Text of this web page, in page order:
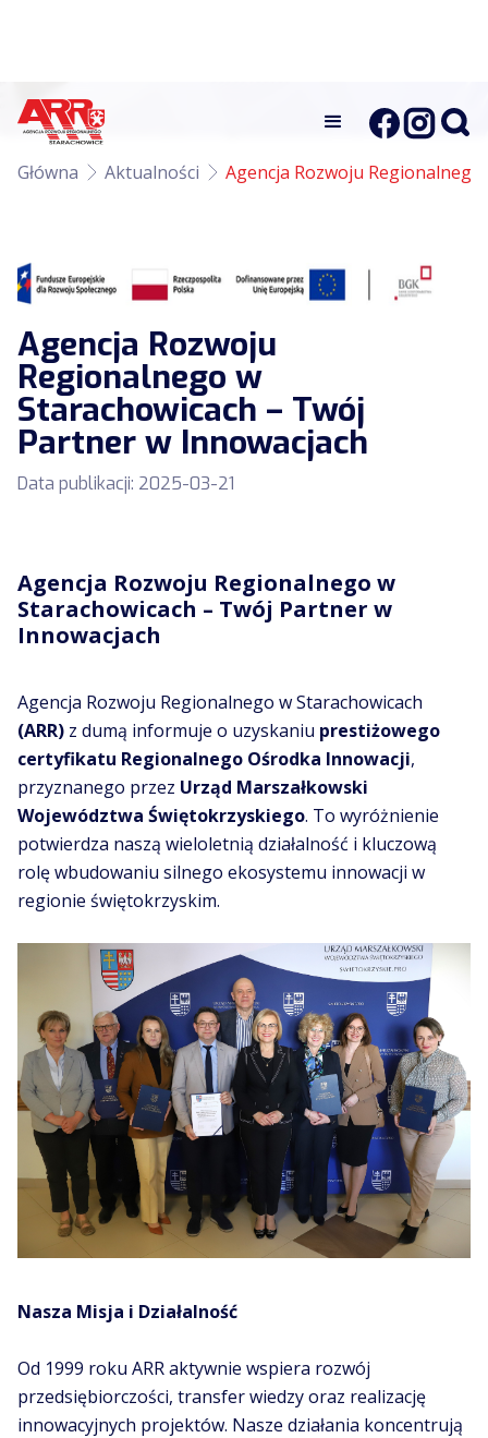
Główna Aktualności Agencja Rozwoju
Agencja Rozwoju
Regionalnego w
Starachowicach – Twój
Partner w Innowacjach
Data publikacji: 2025-03-21
Agencja Rozwoju Regionalnego w
Starachowicach – Twój Partner w
Innowacjach
Agencja Rozwoju Regionalnego w Starachowicach
(ARR) z dumą informuje o uzyskaniu prestiżowego
certyfikatu Regionalnego Ośrodka Innowacji,
przyznanego przez Urząd Marszałkowski
Województwa Świętokrzyskiego. To wyróżnienie
potwierdza naszą wieloletnią działalność i kluczową
rolę wbudowaniu silnego ekosystemu innowacji w
regionie świętokrzyskim.
Nasza Misja i Działalność
Od 1999 roku ARR aktywnie wspiera rozwój
przedsiębiorczości, transfer wiedzy oraz realizację
innowacyjnych projektów. Nasze działania koncentrują